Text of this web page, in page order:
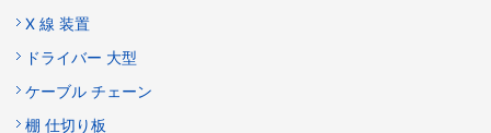
X 線 装置
ドライバー 大型
ケーブル チェーン
棚 仕切り板